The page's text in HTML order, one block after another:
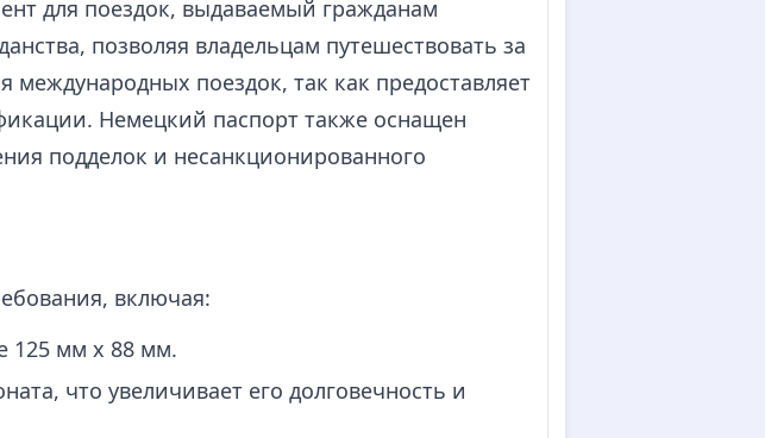
для поездок, выдаваемый гражданам
позволяя владельцам путешествовать за
поездок, так как предоставляет
Немецкий паспорт также оснащен
подделок и несанкционированного
включая:
125 мм x 88 мм.
что увеличивает его долговечность и